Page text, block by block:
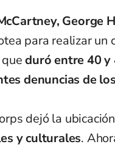
George
para realizar
queduró entre 40
denuncias de
dejó la
y culturales.